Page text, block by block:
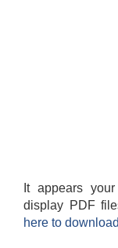
It appears
display PDF
here to